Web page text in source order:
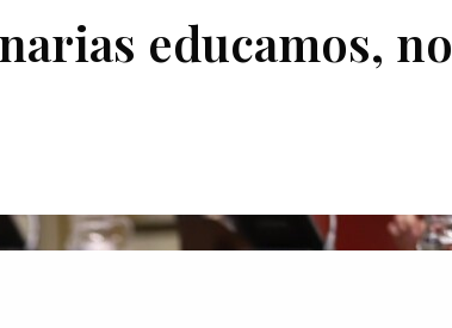
educamos, no